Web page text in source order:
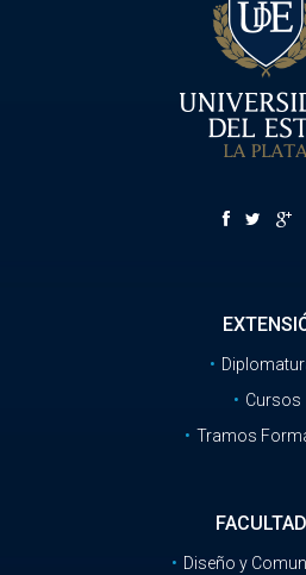
Cursos
Tramos
Diseño y